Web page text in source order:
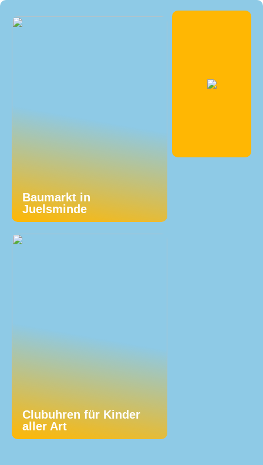
Baumarkt in
Juelsminde
Clubuhren für Kinder
aller Art